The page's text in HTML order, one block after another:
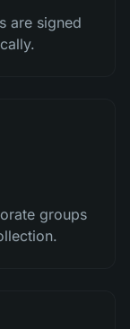
are signed
groups